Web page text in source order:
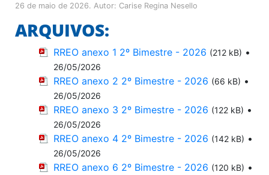
26 de maio de 2026. Autor: Carise Regina Nesello
ARQUIVOS:
RREO anexo 1 2º Bimestre - 2026 (212 kB) •
26/05/2026
RREO anexo 2 2º Bimestre - 2026 (66 kB) •
26/05/2026
RREO anexo 3 2º Bimestre - 2026 (122 kB) •
26/05/2026
RREO anexo 4 2º Bimestre - 2026 (142 kB) •
26/05/2026
RREO anexo 6 2º Bimestre - 2026 (120 kB) •